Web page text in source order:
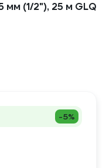
мм (1/2"), 25 м GLQ
-5%